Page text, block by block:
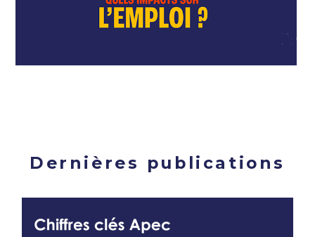
Dernières publications